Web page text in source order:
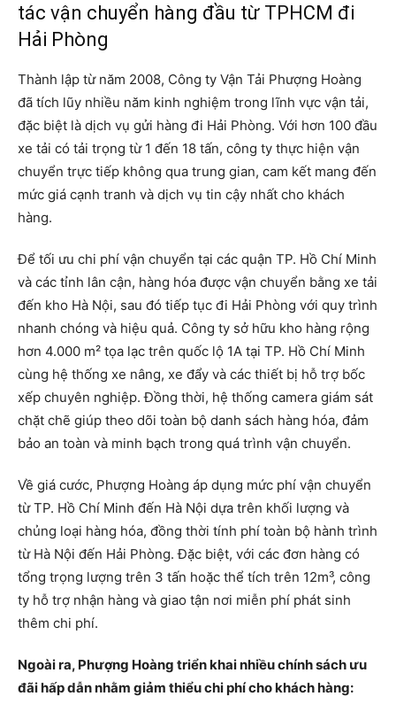
tác vận chuyển hàng đầu từ TPHCM đi
Hải Phòng
Thành lập từ năm 2008, Công ty Vận Tải Phượng Hoàng
đã tích lũy nhiều năm kinh nghiệm trong lĩnh vực vận tải,
đặc biệt là dịch vụ gửi hàng đi Hải Phòng. Với hơn 100 đầu
xe tải có tải trọng từ 1 đến 18 tấn, công ty thực hiện vận
chuyển trực tiếp không qua trung gian, cam kết mang đến
mức giá cạnh tranh và dịch vụ tin cậy nhất cho khách
hàng.
Để tối ưu chi phí vận chuyển tại các quận TP. Hồ Chí Minh
và các tỉnh lân cận, hàng hóa được vận chuyển bằng xe tải
đến kho Hà Nội, sau đó tiếp tục đi Hải Phòng với quy trình
nhanh chóng và hiệu quả. Công ty sở hữu kho hàng rộng
hơn 4.000 m² tọa lạc trên quốc lộ 1A tại TP. Hồ Chí Minh
cùng hệ thống xe nâng, xe đẩy và các thiết bị hỗ trợ bốc
xếp chuyên nghiệp. Đồng thời, hệ thống camera giám sát
chặt chẽ giúp theo dõi toàn bộ danh sách hàng hóa, đảm
bảo an toàn và minh bạch trong quá trình vận chuyển.
Về giá cước, Phượng Hoàng áp dụng mức phí vận chuyển
từ TP. Hồ Chí Minh đến Hà Nội dựa trên khối lượng và
chủng loại hàng hóa, đồng thời tính phí toàn bộ hành trình
từ Hà Nội đến Hải Phòng. Đặc biệt, với các đơn hàng có
tổng trọng lượng trên 3 tấn hoặc thể tích trên 12m³, công
ty hỗ trợ nhận hàng và giao tận nơi miễn phí phát sinh
thêm chi phí.
Ngoài ra, Phượng Hoàng triển khai nhiều chính sách ưu
đãi hấp dẫn nhằm giảm thiểu chi phí cho khách hàng: